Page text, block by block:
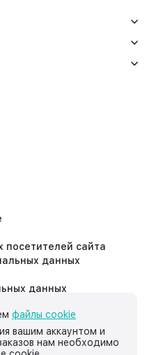
посетителей сайта
данных
данных
данных третьим
файлы cookie
вашим аккаунтом и
нам необходимо